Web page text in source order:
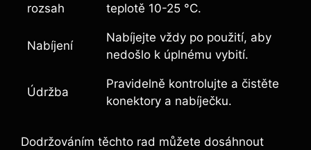
rozsah
teplotě 10-25 °C.
Nabíjení
Nabíjejte vždy po použití, aby
nedošlo k úplnému vybití.
Údržba
Pravidelně kontrolujte a čistěte
konektory a nabíječku.
Dodržováním těchto rad můžete dosáhnout